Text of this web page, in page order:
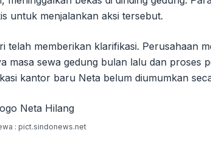
untuk menjalankan aksi tersebut.
telah memberikan klarifikasi. Perusahaan
masa sewa gedung bulan lalu dan proses
kantor baru Neta belum diumumkan
: pict.sindonews.net